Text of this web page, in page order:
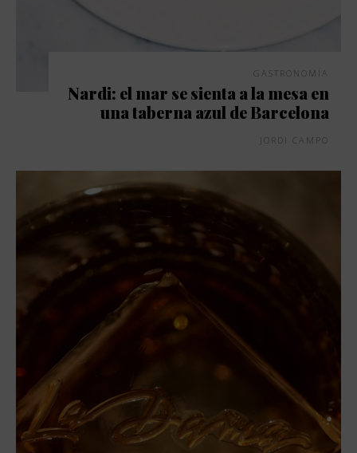
GASTRONOMÍA
Nardi: el mar se sienta a la mesa en
una taberna azul de Barcelona
JORDI CAMPO